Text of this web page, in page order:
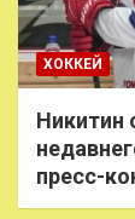
ХОККЕЙ
Никитин
пресс-